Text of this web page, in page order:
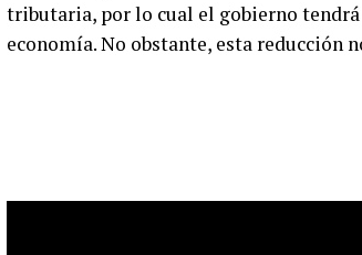
tributaria, por lo cual el gobierno tendrá
economía. No obstante, esta reducción